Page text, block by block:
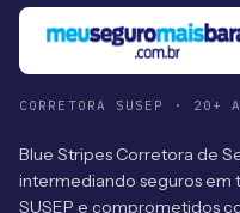
CORRETORA SUSEP · 20+
Blue Stripes Corretora de
intermediando seguros em
SUSEP e comprometidos